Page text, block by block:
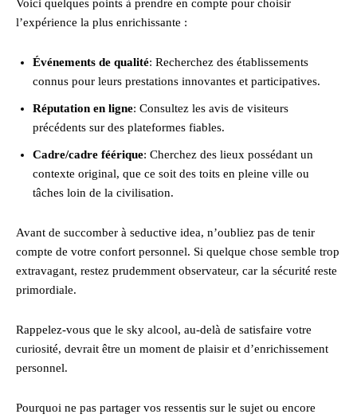
Voici quelques points à prendre en compte pour choisir
l’expérience la plus enrichissante :
Événements de qualité: Recherchez des établissements
connus pour leurs prestations innovantes et participatives.
Réputation en ligne: Consultez les avis de visiteurs
précédents sur des plateformes fiables.
Cadre/cadre féérique: Cherchez des lieux possédant un
contexte original, que ce soit des toits en pleine ville ou
tâches loin de la civilisation.
Avant de succomber à seductive idea, n’oubliez pas de tenir
compte de votre confort personnel. Si quelque chose semble trop
extravagant, restez prudemment observateur, car la sécurité reste
primordiale.
Rappelez-vous que le sky alcool, au-delà de satisfaire votre
curiosité, devrait être un moment de plaisir et d’enrichissement
personnel.
Pourquoi ne pas partager vos ressentis sur le sujet ou encore